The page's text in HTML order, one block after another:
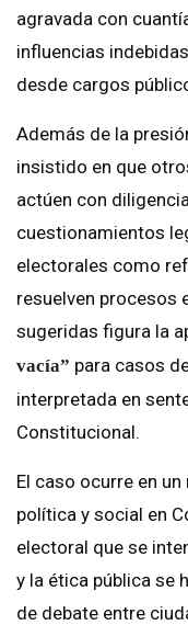
agravada con
influencias
desde cargos
Además de la
insistido en que
actúen con
cuestionamientos
electorales como
resuelven procesos
sugeridas figura la
vacía” para casos
interpretada en
Constitucional.
El caso ocurre en
política y social en
electoral que se
y la ética pública se
de debate entre